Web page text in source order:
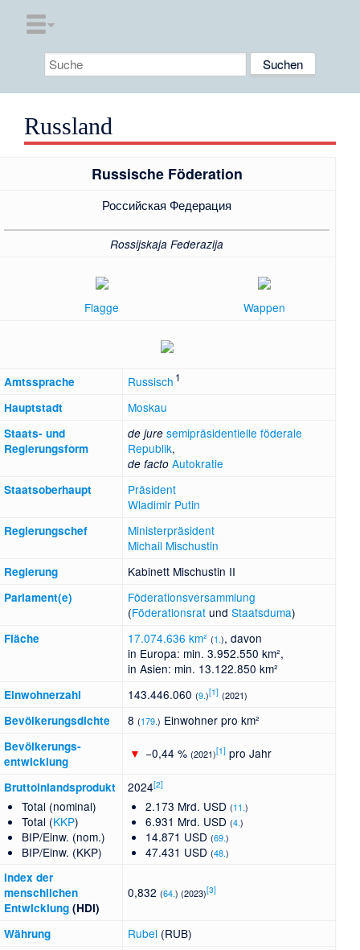
Russland
Russische Föderation
Российская Федерация
Rossijskaja Federazija
Flagge Wappen
Amtssprache Russisch 1
Hauptstadt Moskau
Staats- und
Regierungsform
de jure semipräsidentielle föderale
Republik,
de facto Autokratie
Staatsoberhaupt
Präsident
Wladimir Putin
Regierungschef
Ministerpräsident
Michail Mischustin
Regierung Kabinett Mischustin II
Parlament(e)
Föderationsversammlung
(Föderationsrat undStaatsduma)
Fläche 17.074.636 km² (1.), davon
in Europa: min. 3.952.550 km²,
in Asien: min. 13.122.850 km²
Einwohnerzahl 143.446.060(9.)[1] (2021)
Bevölkerungsdichte 8(179.) Einwohner pro km²
Bevölkerungs­
entwicklung
▼ −0,44 %(2021)[1] pro Jahr
Bruttoinlandsprodukt
Total (nominal)
Total (KKP)
BIP/Einw. (nom.)
BIP/Einw. (KKP)
2024[2]
2.173 Mrd. USD(11.)
6.931 Mrd. USD(4.)
14.871 USD(69.)
47.431 USD(48.)
Index der
menschlichen
Entwicklung (HDI)
0,832(64.) (2023)[3]
Währung Rubel (RUB)